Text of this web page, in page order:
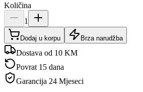
Količina
1
Dodaj u korpu Brza narudžba
Dostava od 10 KM
Povrat 15 dana
Garancija 24 Mjeseci